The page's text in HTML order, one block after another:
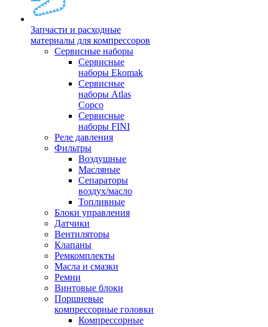
Запчасти и расходные
материалы для компрессоров
Cервисные наборы
Сервисные
наборы Ekomak
Cервисные
наборы Atlas
Copco
Сервисные
наборы FINI
Реле давления
Фильтры
Воздушные
Масляные
Сепараторы
воздух/масло
Топливные
Блоки управления
Датчики
Вентиляторы
Клапаны
Ремкомплекты
Масла и смазки
Ремни
Винтовые блоки
Поршневые
компрессорные головки
Компрессорные